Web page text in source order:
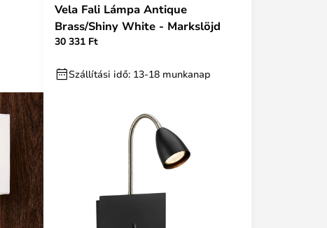
Vela Fali Lámpa Antique
Brass/Shiny White - Markslöjd
30 331 Ft
Szállítási idő: 13-18 munkanap